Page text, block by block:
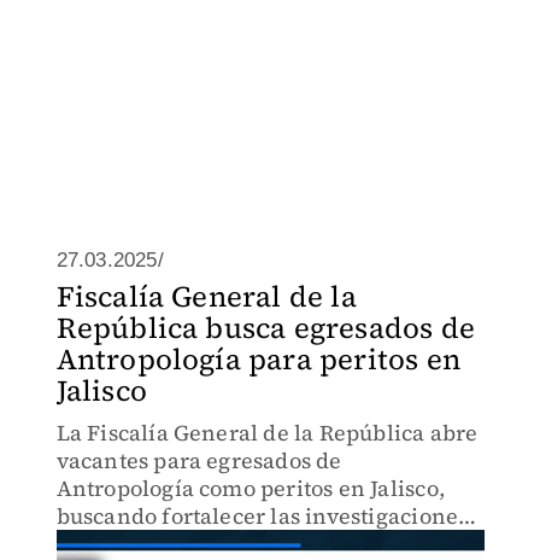
27.03.2025/
Fiscalía General de la
República busca egresados de
Antropología para peritos en
Jalisco
La Fiscalía General de la República abre
vacantes para egresados de
Antropología como peritos en Jalisco,
buscando fortalecer las investigaciones
en el estado.